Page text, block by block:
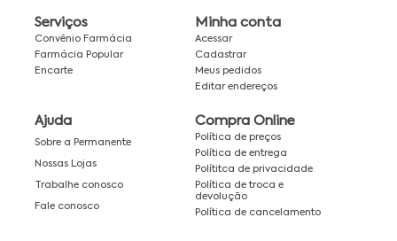
Serviços
Convênio Farmácia
Farmácia Popular
Encarte
Minha conta
Acessar
Cadastrar
Meus pedidos
Editar endereços
Ajuda
Sobre a Permanente
Nossas Lojas
Trabalhe conosco
Fale conosco
Compra Online
Política de preços
Política de entrega
Polítitca de privacidade
Política de troca e
devolução
Política de cancelamento